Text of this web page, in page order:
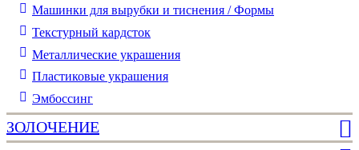
Машинки для вырубки и тиснения / Формы
Текстурный кардсток
Металлические украшения
Пластиковые украшения
Эмбоссинг
ЗОЛОЧЕНИЕ